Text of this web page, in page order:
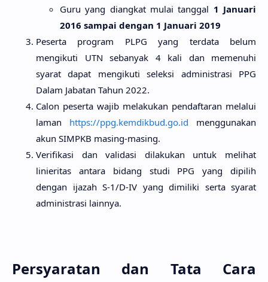
Guru yang diangkat mulai tanggal 1 Januari
2016 sampai dengan 1 Januari 2019
Peserta program PLPG yang terdata belum
mengikuti UTN sebanyak 4 kali dan memenuhi
syarat dapat mengikuti seleksi administrasi PPG
Dalam Jabatan Tahun 2022.
Calon peserta wajib melakukan pendaftaran melalui
laman https://ppg.kemdikbud.go.id menggunakan
akun SIMPKB masing-masing.
Verifikasi dan validasi dilakukan untuk melihat
linieritas antara bidang studi PPG yang dipilih
dengan ijazah S-1/D-IV yang dimiliki serta syarat
administrasi lainnya.
Persyaratan dan Tata Cara